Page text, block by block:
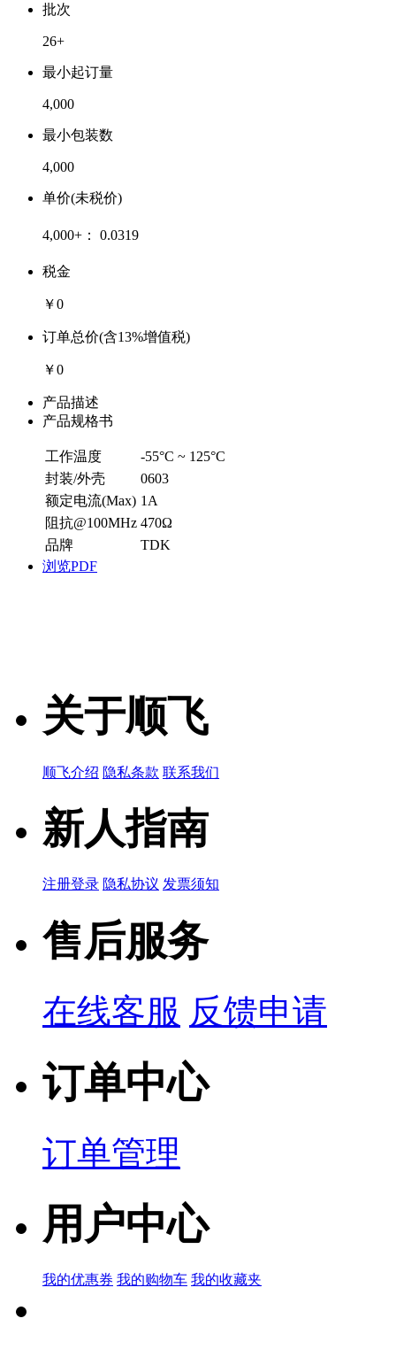
批次
26+
最小起订量
4,000
最小包装数
4,000
单价(未税价)
4,000+： 0.0319
税金
￥0
订单总价(含13%增值税)
￥0
产品描述
产品规格书
工作温度
-55°C ~ 125°C
封装/外壳
0603
额定电流(Max) 1A
阻抗@100MHz 470Ω
品牌
TDK
浏览PDF
关于顺飞
顺飞介绍 隐私条款 联系我们
新人指南
注册登录 隐私协议 发票须知
售后服务
在线客服 反馈申请
订单中心
订单管理
用户中心
我的优惠券 我的购物车 我的收藏夹